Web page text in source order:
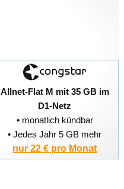
Allnet-Flat M mit 35 GB im
D1-Netz
• monatlich kündbar
• Jedes Jahr 5 GB mehr
nur 22 € pro Monat